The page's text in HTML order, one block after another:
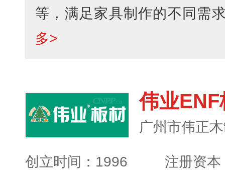
等，满足家具制作的不同需
多>
伟业ENF
广州市伟正
创立时间：1996 注册资